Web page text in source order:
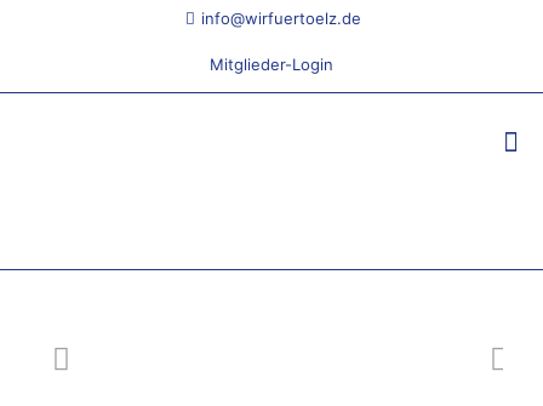
info@wirfuertoelz.de
Mitglieder-Login